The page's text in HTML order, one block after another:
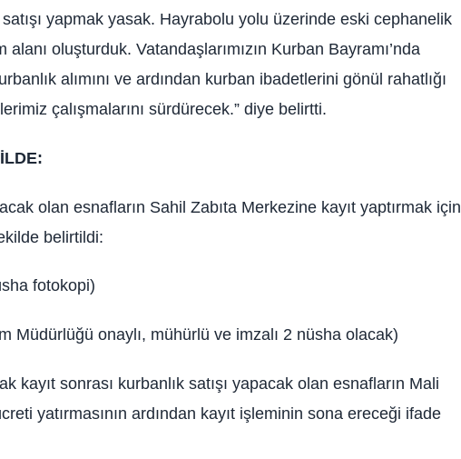
satışı yapmak yasak. Hayrabolu yolu üzerinde eski cephanelik
oluşturduk. Vatandaşlarımızın Kurban Bayramı’nda
alımını ve ardından kurban ibadetlerini gönül rahatlığı
çalışmalarını sürdürecek.” diye belirtti.
olan esnafların Sahil Zabıta Merkezine kayıt yaptırmak için
belirtildi:
fotokopi)
Müdürlüğü onaylı, mühürlü ve imzalı 2 nüsha olacak)
kayıt sonrası kurbanlık satışı yapacak olan esnafların Mali
yatırmasının ardından kayıt işleminin sona ereceği ifade